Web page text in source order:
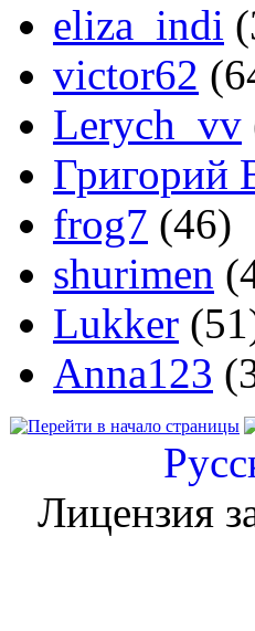
eliza_indi
victor62
Lerych_vv
Григорий
frog7 (46)
shurimen
Lukker
Anna123
Лицензия